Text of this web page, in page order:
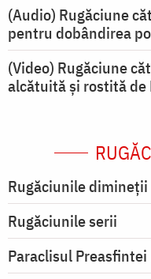
(Audio) Rugăciune
pentru dobândirea
(Video) Rugăciune
alcătuită și rostită de
Rugăciunile dimineții
Rugăciunile serii
Paraclisul